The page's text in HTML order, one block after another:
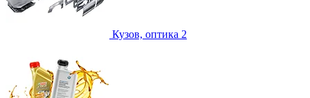
Кузов, оптика 2